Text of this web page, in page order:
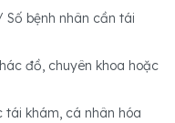
bệnh nhân cần tái
đồ, chuyên khoa hoặc
tái khám, cá nhân hóa